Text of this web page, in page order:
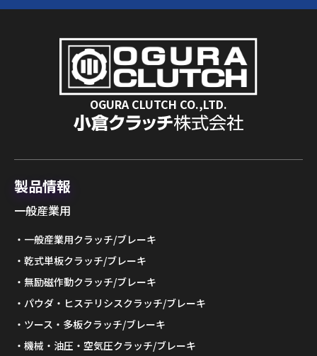
OGURA CLUTCH CO.,LTD.
製品情報
一般産業用
一般産業用クラッチ/ブレーキ
乾式単板クラッチ/ブレーキ
無励磁作動クラッチ/ブレーキ
パウダ・ヒステリシスクラッチ/ブレーキ
ツース・多板クラッチ/ブレーキ
機械・油圧・空気圧クラッチ/ブレーキ